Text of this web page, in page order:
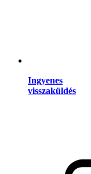
Ingyenes
visszaküldés